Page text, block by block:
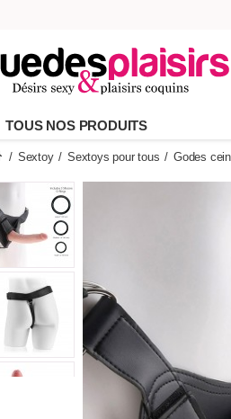
NOS PRODUITS
/ Sextoy / Sextoys pour tous / Godes